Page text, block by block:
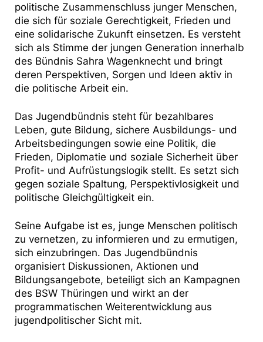
politische Zusammenschluss junger Menschen,
die sich für soziale Gerechtigkeit, Frieden und
eine solidarische Zukunft einsetzen. Es versteht
sich als Stimme der jungen Generation innerhalb
des Bündnis Sahra Wagenknecht und bringt
deren Perspektiven, Sorgen und Ideen aktiv in
die politische Arbeit ein.
Das Jugendbündnis steht für bezahlbares
Leben, gute Bildung, sichere Ausbildungs- und
Arbeitsbedingungen sowie eine Politik, die
Frieden, Diplomatie und soziale Sicherheit über
Profit- und Aufrüstungslogik stellt. Es setzt sich
gegen soziale Spaltung, Perspektivlosigkeit und
politische Gleichgültigkeit ein.
Seine Aufgabe ist es, junge Menschen politisch
zu vernetzen, zu informieren und zu ermutigen,
sich einzubringen. Das Jugendbündnis
organisiert Diskussionen, Aktionen und
Bildungsangebote, beteiligt sich an Kampagnen
des BSW Thüringen und wirkt an der
programmatischen Weiterentwicklung aus
jugendpolitischer Sicht mit.